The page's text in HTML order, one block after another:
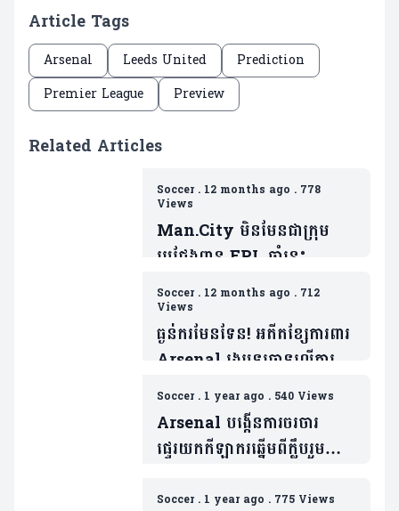
Article Tags
Arsenal Leeds United
Prediction
Premier League
Preview
Related Articles
Soccer. 12 months ago . 778
Views
Man.City មិនមែនជាក្រុម
ប្រជែងពាន EPL ឆ្នាំនេះ
ដោយសារគ្មានវត្តមានកីឡាករ
សំខាន់រូបនេះ(មាន២វីដេអូ)
Soccer. 12 months ago . 712
Views
ធ្ងន់ករមែនទែន! អតីតខ្សែការពារ
Arsenal រងបទចោទលើការ
រំលោភសេពសន្ធវៈ ៦ករណី
Soccer. 1 year ago . 540 Views
Arsenal បង្កើនការចរចារ
ផ្ទេរយកកីឡាករឆ្នើមពីក្លឹបរួម
Soccer. 1 year ago . 775 Views